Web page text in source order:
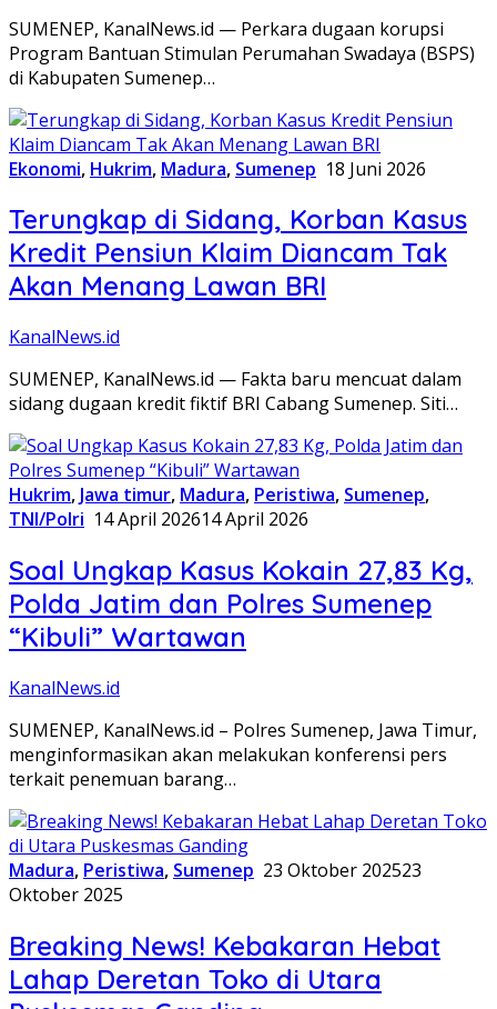
SUMENEP, KanalNews.id — Perkara dugaan korupsi
Program Bantuan Stimulan Perumahan Swadaya (BSPS)
di Kabupaten Sumenep…
Ekonomi, Hukrim, Madura, Sumenep 18 Juni 2026
Terungkap di Sidang, Korban Kasus
Kredit Pensiun Klaim Diancam Tak
Akan Menang Lawan BRI
KanalNews.id
SUMENEP, KanalNews.id — Fakta baru mencuat dalam
sidang dugaan kredit fiktif BRI Cabang Sumenep. Siti…
Hukrim, Jawa timur, Madura, Peristiwa, Sumenep,
TNI/Polri 14 April 202614 April 2026
Soal Ungkap Kasus Kokain 27,83 Kg,
Polda Jatim dan Polres Sumenep
“Kibuli” Wartawan
KanalNews.id
SUMENEP, KanalNews.id – Polres Sumenep, Jawa Timur,
menginformasikan akan melakukan konferensi pers
terkait penemuan barang…
Madura, Peristiwa, Sumenep 23 Oktober 202523
Oktober 2025
Breaking News! Kebakaran Hebat
Lahap Deretan Toko di Utara